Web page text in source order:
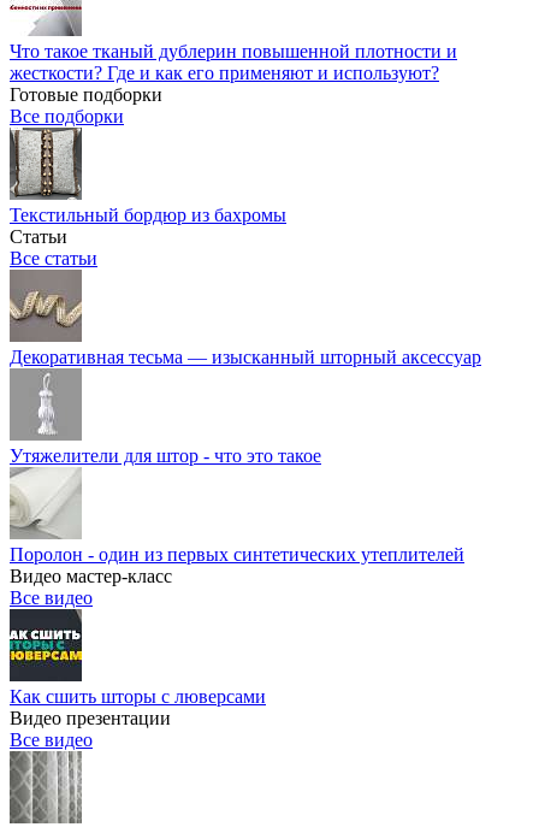
Что такое тканый дублерин повышенной плотности и
жесткости? Где и как его применяют и используют?
Готовые подборки
Все подборки
Текстильный бордюр из бахромы
Статьи
Все статьи
Декоративная тесьма — изысканный шторный аксессуар
Утяжелители для штор - что это такое
Поролон - один из первых синтетических утеплителей
Видео мастер-класс
Все видео
Как сшить шторы с люверсами
Видео презентации
Все видео